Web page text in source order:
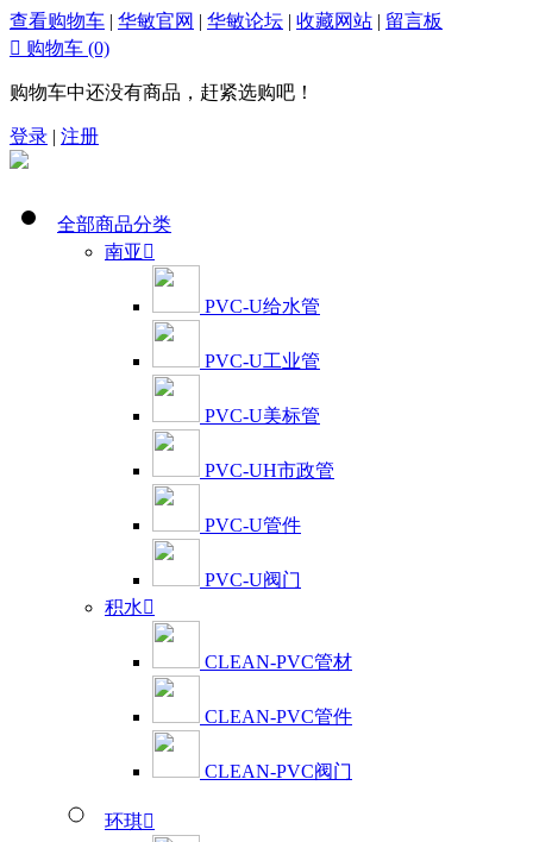
查看购物车 | 华敏官网 | 华敏论坛 | 收藏网站 | 留言板
 购物车 (0)
购物车中还没有商品，赶紧选购吧！
登录 | 注册
全部商品分类
南亚 
PVC-U给水管
PVC-U工业管
PVC-U美标管
PVC-UH市政管
PVC-U管件
PVC-U阀门
积水
CLEAN-PVC管材
CLEAN-PVC管件
CLEAN-PVC阀门
环琪